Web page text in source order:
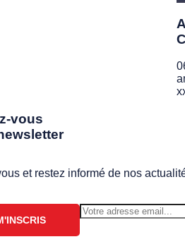
vous
et restez informé de nos